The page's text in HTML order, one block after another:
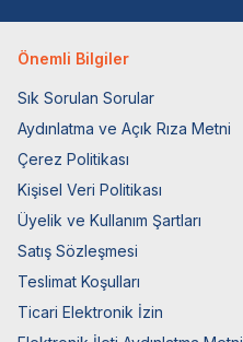
Önemli Bilgiler
Sık Sorulan Sorular
Aydınlatma ve Açık Rıza Metni
Çerez Politikası
Kişisel Veri Politikası
Üyelik ve Kullanım Şartları
Satış Sözleşmesi
Teslimat Koşulları
Ticari Elektronik İzin